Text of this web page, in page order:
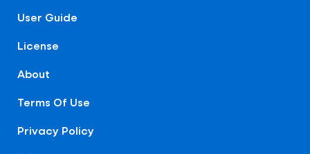
User Guide
License
About
Terms Of Use
Privacy Policy